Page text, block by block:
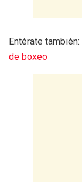
Entérate también:
de boxeo